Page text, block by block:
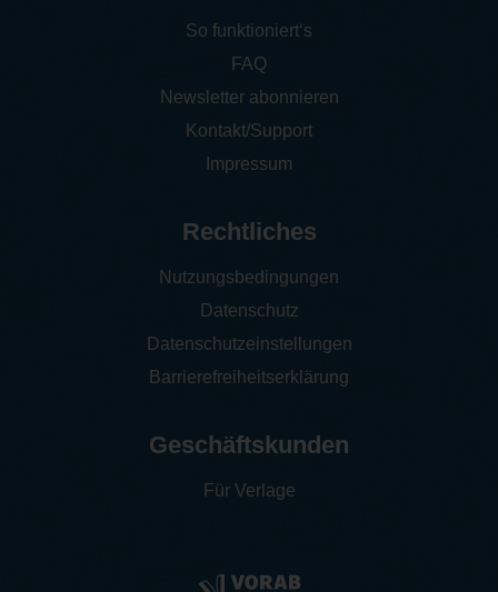
So funktioniert‘s
FAQ
Newsletter abonnieren
Kontakt/Support
Impressum
Rechtliches
Nutzungsbedingungen
Datenschutz
Datenschutzeinstellungen
Barrierefreiheitserklärung
Geschäftskunden
Für Verlage